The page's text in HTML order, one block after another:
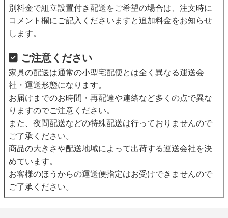
別料金で組立設置付き配送をご希望の場合は、注文時に
コメント欄にご記入くださいますと追加料金をお知らせ
します。
ご注意ください
家具の配送は通常の小型宅配便とは全く異なる運送会
社・運送形態になります。
お届けまでのお時間・再配達や連絡など多くの点で異な
りますのでご注意ください。
また、夜間配送などの特殊配送は行っておりませんので
ご了承ください。
商品の大きさや配送地域によって出荷する運送会社を決
めています。
お客様のほうからの運送便指定はお受けできませんので
ご了承ください。